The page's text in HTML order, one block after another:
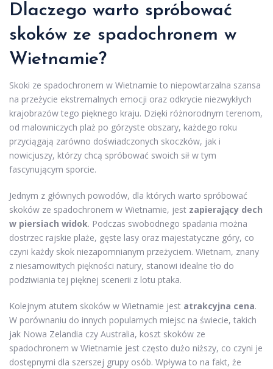
Dlaczego warto spróbować
skoków ze spadochronem w
Wietnamie?
Skoki ze spadochronem w Wietnamie to niepowtarzalna szansa
na przeżycie ekstremalnych emocji oraz odkrycie niezwykłych
krajobrazów tego pięknego kraju. Dzięki różnorodnym terenom,
od malowniczych plaż po górzyste obszary, każdego roku
przyciągają zarówno doświadczonych skoczków, jak i
nowicjuszy, którzy chcą spróbować swoich sił w tym
fascynującym sporcie.
Jednym z głównych powodów, dla których warto spróbować
skoków ze spadochronem w Wietnamie, jest zapierający dech
w piersiach widok. Podczas swobodnego spadania można
dostrzec rajskie plaże, gęste lasy oraz majestatyczne góry, co
czyni każdy skok niezapomnianym przeżyciem. Wietnam, znany
z niesamowitych piękności natury, stanowi idealne tło do
podziwiania tej pięknej scenerii z lotu ptaka.
Kolejnym atutem skoków w Wietnamie jest atrakcyjna cena.
W porównaniu do innych popularnych miejsc na świecie, takich
jak Nowa Zelandia czy Australia, koszt skoków ze
spadochronem w Wietnamie jest często dużo niższy, co czyni je
dostępnymi dla szerszej grupy osób. Wpływa to na fakt, że